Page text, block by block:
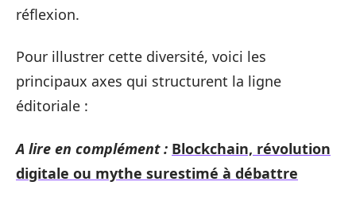
réflexion.
Pour illustrer cette diversité, voici les
principaux axes qui structurent la ligne
éditoriale :
A lire en complément : Blockchain, révolution
digitale ou mythe surestimé à débattre